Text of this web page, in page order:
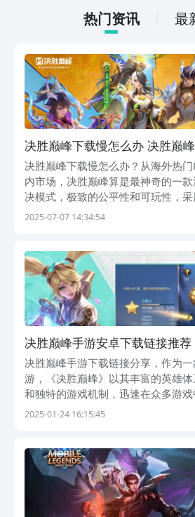
热门资讯 最
决胜巅峰下载慢怎么办 决胜巅
哪
决胜巅峰下载慢怎么办？从海外热
内市场，决胜巅峰算是最神奇的一
决模式，极致的公平性和可玩性，
让这款游戏，在全球获得了非常多的
2025-07-07 14:34:54
决胜巅峰手游安卓下载链接推
机版最新下载安装链接
决胜巅峰手游下载链接分享，作为
游，《决胜巅峰》以其丰富的英雄
和独特的游戏机制，迅速在众多游
给大家并分享下载链接，帮助玩家轻
胜...
2025-01-24 16:15:45